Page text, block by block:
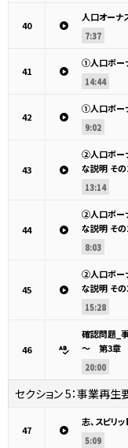
40
人口オーナ
7:37
41
①人口ボー
14:44
42
①人口ボー
9:02
43
②人口ボー
な説明 そ
13:14
44
②人口ボー
な説明 そ
8:03
45
②人口ボー
な説明 そ
15:28
46
確認問題_
～ 第3章
20:00
セクション 5：事業再生
47
志、スピリ
5:09